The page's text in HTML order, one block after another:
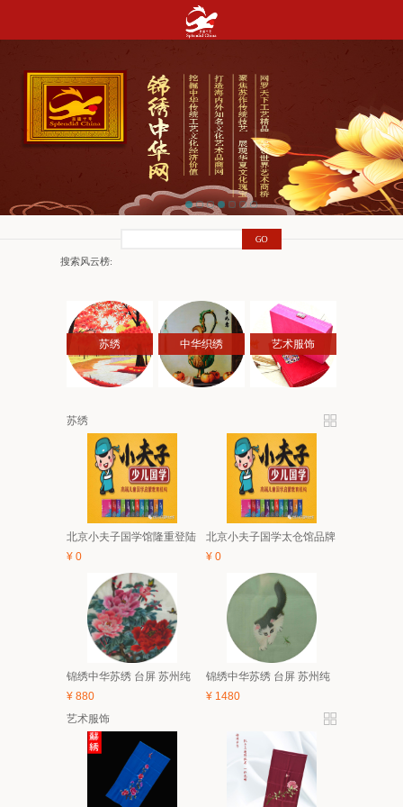
搜索风云榜:
苏绣 中华织绣 艺术服饰
苏绣
北京小夫子国学馆隆重登陆
活动开始啦！
¥ 0
北京小夫子国学太仓馆品牌
营简介
¥ 0
锦绣中华苏绣 台屏 苏州纯
装饰画 礼品
¥ 880
锦绣中华苏绣 台屏 苏州纯
装饰画 礼品
¥ 1480
艺术服饰